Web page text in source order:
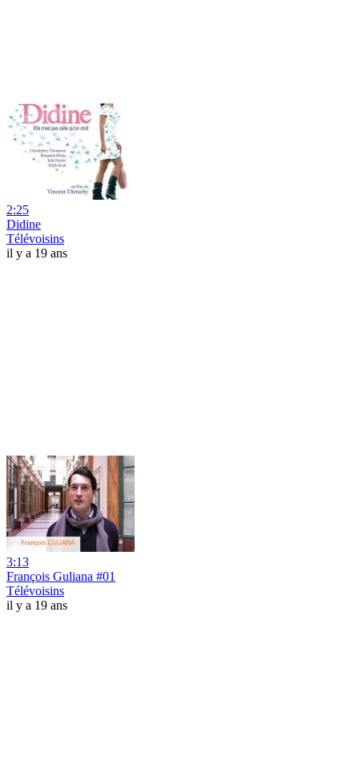
2:25
Didine
Télévoisins
il y a 19 ans
3:13
François Guliana #01
Télévoisins
il y a 19 ans